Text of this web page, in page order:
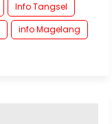
Info Tangsel
info Magelang